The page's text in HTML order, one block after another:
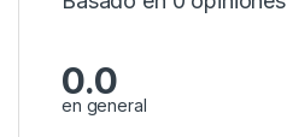
0.0
en general